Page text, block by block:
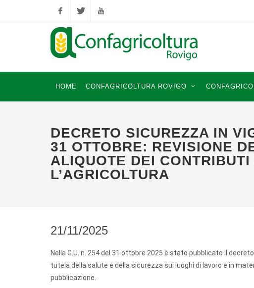
FacebookTwitter YouTube
HOME CONFAGRICOLTURA ROVIGO
DECRETO SICUREZZA IN
31 OTTOBRE: REVISIONE
ALIQUOTE DEI
L’AGRICOLTURA
21/11/2025
Nella G.U. n. 254 del 31 ottobre 2025 è stato pubblicato il
tutela della salute e della sicurezza sui luoghi di lavoro e in
pubblicazione.